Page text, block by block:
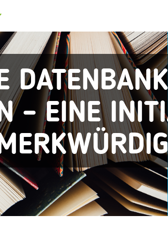
DATENBANK
– EINE